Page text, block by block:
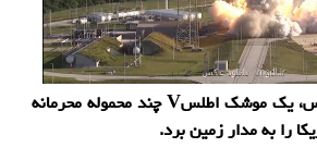
به گزارش دانلود عکس، یک موشک اطلسV چند محموله محرمانه
را به مدار زمین برد.